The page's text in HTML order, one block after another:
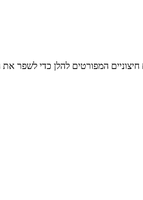
המפורטים להלן כדי לשפר את